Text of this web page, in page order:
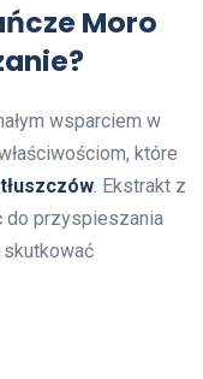
Moro
wsparciem w
które
. Ekstrakt z
do przyspieszania